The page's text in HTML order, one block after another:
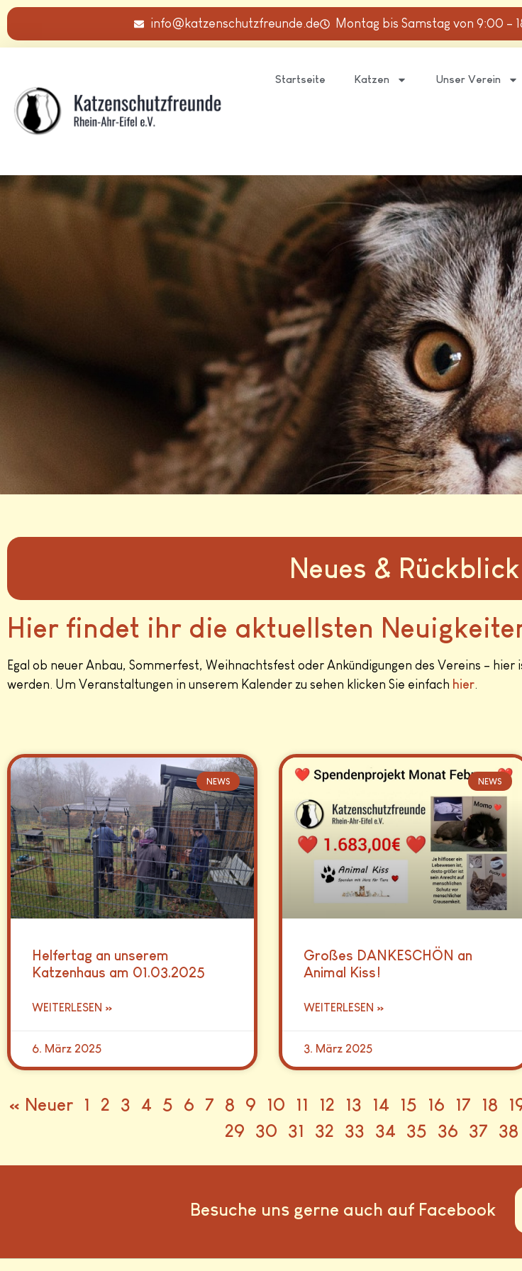
info@katzenschutzfreunde.de Montag bis Samstag von 9:00 –
Startseite Katzen Unser Verein
Neues & Rückblick
Hier findet ihr die aktuellsten
Egal ob neuer Anbau, Sommerfest, Weihnachtsfest oder Ankündigungen des Vereins –
werden. Um Veranstaltungen in unserem Kalender zu sehen klicken Sie einfach hier.
NEWS
Helfertag an unserem
Katzenhaus am 01.03.2025
WEITERLESEN »
6. März 2025
NEWS
Großes DANKESCHÖN an
Animal Kiss!
WEITERLESEN »
3. März 2025
« Neuer 1 2 3 4 5 6 7 8 9 10 11 12 13 14 15 16 17 18
29
30 31 32 33 34 35 36 37 38
Besuche uns gerne auch auf Facebook